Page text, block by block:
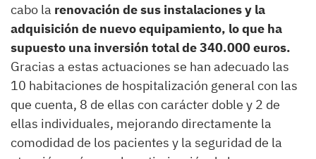
cabo la renovación de sus instalaciones y la
adquisición de nuevo equipamiento, lo que ha
supuesto una inversión total de 340.000 euros.
Gracias a estas actuaciones se han adecuado las
10 habitaciones de hospitalización general con las
que cuenta, 8 de ellas con carácter doble y 2 de
ellas individuales, mejorando directamente la
comodidad de los pacientes y la seguridad de la